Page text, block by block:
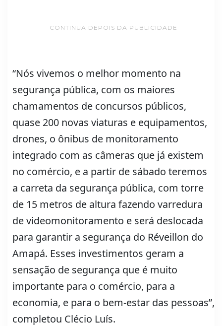
CONTINUA DEPOIS DA PUBLICIDADE
“Nós vivemos o melhor momento na
segurança pública, com os maiores
chamamentos de concursos públicos,
quase 200 novas viaturas e equipamentos,
drones, o ônibus de monitoramento
integrado com as câmeras que já existem
no comércio, e a partir de sábado teremos
a carreta da segurança pública, com torre
de 15 metros de altura fazendo varredura
de videomonitoramento e será deslocada
para garantir a segurança do Réveillon do
Amapá. Esses investimentos geram a
sensação de segurança que é muito
importante para o comércio, para a
economia, e para o bem-estar das pessoas”,
completou Clécio Luís.